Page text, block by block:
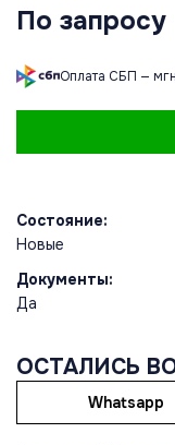
По запросу
Оплата СБП —
Состояние:
Новые
Документы:
Да
ОСТАЛИСЬ
Whatsapp